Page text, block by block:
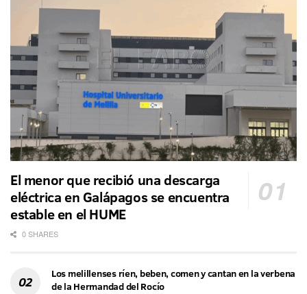
El menor que recibió una descarga
eléctrica en Galápagos se encuentra
estable en el HUME
0 SHARES
Los melillenses ríen, beben, comen y cantan en la verbena
de la Hermandad del Rocío